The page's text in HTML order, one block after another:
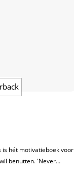
is hét motivatieboek voor
benutten. 'Never